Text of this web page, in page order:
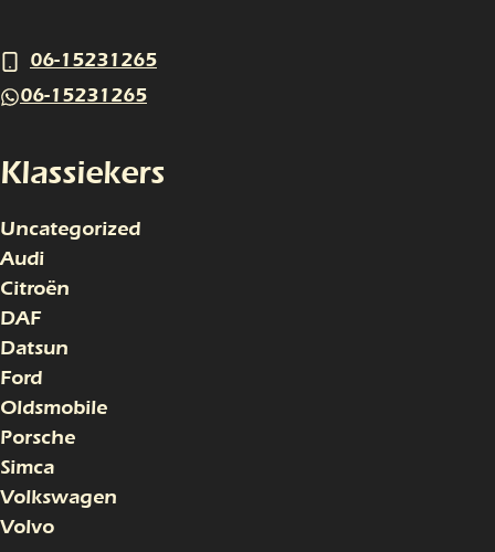
06-15231265
06-15231265
Klassiekers
Uncategorized
Audi
Citroën
DAF
Datsun
Ford
Oldsmobile
Porsche
Simca
Volkswagen
Volvo